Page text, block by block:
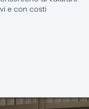
e con costi